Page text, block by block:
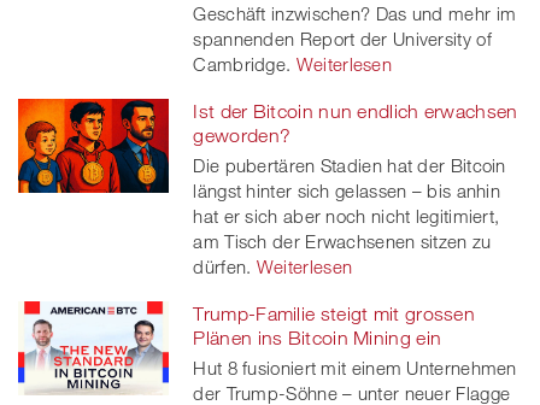
Geschäft inzwischen? Das und mehr im
spannenden Report der University of
Cambridge. Weiterlesen
Ist der Bitcoin nun endlich erwachsen
geworden?
Die pubertären Stadien hat der Bitcoin
längst hinter sich gelassen – bis anhin
hat er sich aber noch nicht legitimiert,
am Tisch der Erwachsenen sitzen zu
dürfen. Weiterlesen
Trump-Familie steigt mit grossen
Plänen ins Bitcoin Mining ein
Hut 8 fusioniert mit einem Unternehmen
der Trump-Söhne – unter neuer Flagge